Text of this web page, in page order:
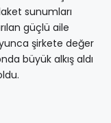
sunumları
güçlü aile
şirkete değer
büyük alkış aldı